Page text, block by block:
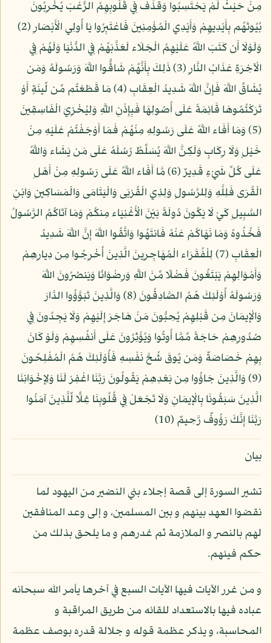
مِنْ حَيْثُ لَمْ يَحْتَسِبُوا وَقَذَفَ فِي قُلُوبِهِمُ الرُّعْبَ يُخْرِبُونَ
بُيُوتَهُم بِأَيْدِيهِمْ وَأَيْدِي الْمُؤْمِنِينَ فَاعْتَبِرُوا يَا أُولِي الْأَبْصَارِ (2)
وَلَوْلَا أَن كَتَبَ اللَّهُ عَلَيْهِمُ الْجَلَاء لَعَذَّبَهُمْ فِي الدُّنْيَا وَلَهُمْ فِي
الْآخِرَةِ عَذَابُ النَّارِ (3) ذَلِكَ بِأَنَّهُمْ شَاقُّوا اللَّهَ وَرَسُولَهُ وَمَن
يُشَاقِّ اللَّهَ فَإِنَّ اللَّهَ شَدِيدُ الْعِقَابِ (4) مَا قَطَعْتُم مِّن لِّينَةٍ أَوْ
تَرَكْتُمُوهَا قَائِمَةً عَلَى أُصُولِهَا فَبِإِذْنِ اللَّهِ وَلِيُخْزِيَ الْفَاسِقِينَ
(5) وَمَا أَفَاء اللَّهُ عَلَى رَسُولِهِ مِنْهُمْ فَمَا أَوْجَفْتُمْ عَلَيْهِ مِنْ
خَيْلٍ وَلَا رِكَابٍ وَلَكِنَّ اللَّهَ يُسَلِّطُ رُسُلَهُ عَلَى مَن يَشَاء وَاللَّهُ
عَلَى كُلِّ شَيْءٍ قَدِيرٌ (6) مَّا أَفَاء اللَّهُ عَلَى رَسُولِهِ مِنْ أَهْلِ
الْقُرَى فَلِلَّهِ وَلِلرَّسُولِ وَلِذِي الْقُرْبَى وَالْيَتَامَى وَالْمَسَاكِينِ وَابْنِ
السَّبِيلِ كَيْ لَا يَكُونَ دُولَةً بَيْنَ الْأَغْنِيَاء مِنكُمْ وَمَا آتَاكُمُ الرَّسُولُ
فَخُذُوهُ وَمَا نَهَاكُمْ عَنْهُ فَانتَهُوا وَاتَّقُوا اللَّهَ إِنَّ اللَّهَ شَدِيدُ
الْعِقَابِ (7) لِلْفُقَرَاء الْمُهَاجِرِينَ الَّذِينَ أُخْرِجُوا مِن دِيارِهِمْ
وَأَمْوَالِهِمْ يَبْتَغُونَ فَضْلًا مِّنَ اللَّهِ وَرِضْوَانًا وَيَنصُرُونَ اللَّهَ
وَرَسُولَهُ أُوْلَئِكَ هُمُ الصَّادِقُونَ (8) وَالَّذِينَ تَبَوَّؤُوا الدَّارَ
وَالْإِيمَانَ مِن قَبْلِهِمْ يُحِبُّونَ مَنْ هَاجَرَ إِلَيْهِمْ وَلَا يَجِدُونَ فِي
صُدُورِهِمْ حَاجَةً مِّمَّا أُوتُوا وَيُؤْثِرُونَ عَلَى أَنفُسِهِمْ وَلَوْ كَانَ
بِهِمْ خَصَاصَةٌ وَمَن يُوقَ شُحَّ نَفْسِهِ فَأُوْلَئِكَ هُمُ الْمُفْلِحُونَ
(9) وَالَّذِينَ جَاؤُوا مِن بَعْدِهِمْ يَقُولُونَ رَبَّنَا اغْفِرْ لَنَا وَلِإِخْوَانِنَا
الَّذِينَ سَبَقُونَا بِالْإِيمَانِ وَلَا تَجْعَلْ فِي قُلُوبِنَا غِلًّا لِّلَّذِينَ آمَنُوا
رَبَّنَا إِنَّكَ رَؤُوفٌ رَّحِيمٌ (10)
بيان
تشير السورة إلى قصة إجلاء بني النضير من اليهود لما
نقضوا العهد بينهم و بين المسلمين، و إلى وعد المنافقين
لهم بالنصر و الملازمة ثم غدرهم و ما يلحق بذلك من
حكم فيئهم.
و من غرر الآيات فيها الآيات السبع في آخرها يأمر الله سبحانه
عباده فيها بالاستعداد للقائه من طريق المراقبة و
المحاسبة، و يذكر عظمة قوله و جلالة قدره بوصف عظمة